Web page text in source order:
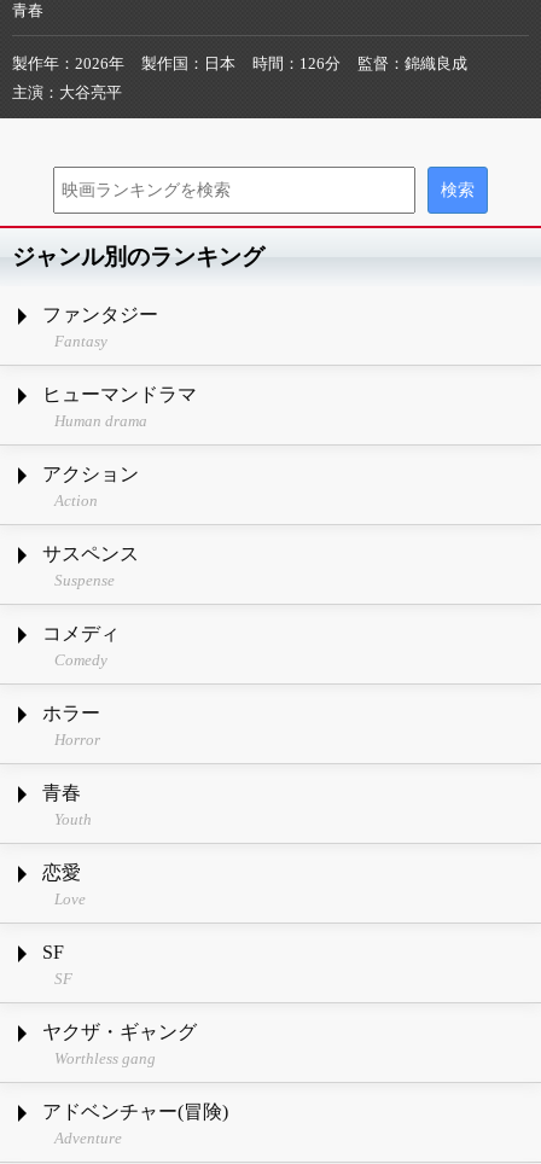
青春
製作年 2026年 製作国 日本 時間 126分 監督
錦織良成
主演
大谷亮平
ジャンル別のランキング
ファンタジー
Fantasy
ヒューマンドラマ
Human drama
アクション
Action
サスペンス
Suspense
コメディ
Comedy
ホラー
Horror
青春
Youth
恋愛
Love
SF
SF
ヤクザ・ギャング
Worthless gang
アドベンチャー(冒険)
Adventure